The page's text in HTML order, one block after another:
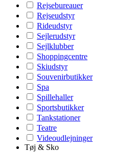
Rejsebureauer
Rejseudstyr
Rideudstyr
Sejlerudstyr
Sejlklubber
Shoppingcentre
Skiudstyr
Souvenirbutikker
Spa
Spillehaller
Sportsbutikker
Tankstationer
Teatre
Videoudlejninger
Tøj & Sko